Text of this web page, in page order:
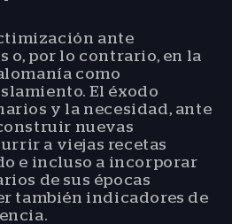
ante
o, por lo contrario, en la
como
El éxodo
y la necesidad, ante
nuevas
a viejas recetas
e incluso a incorporar
de sus épocas
también indicadores de